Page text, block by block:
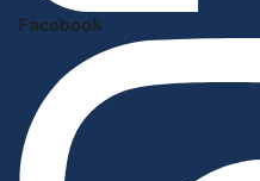
Facebook